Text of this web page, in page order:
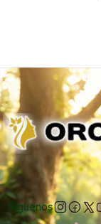
Síguenos